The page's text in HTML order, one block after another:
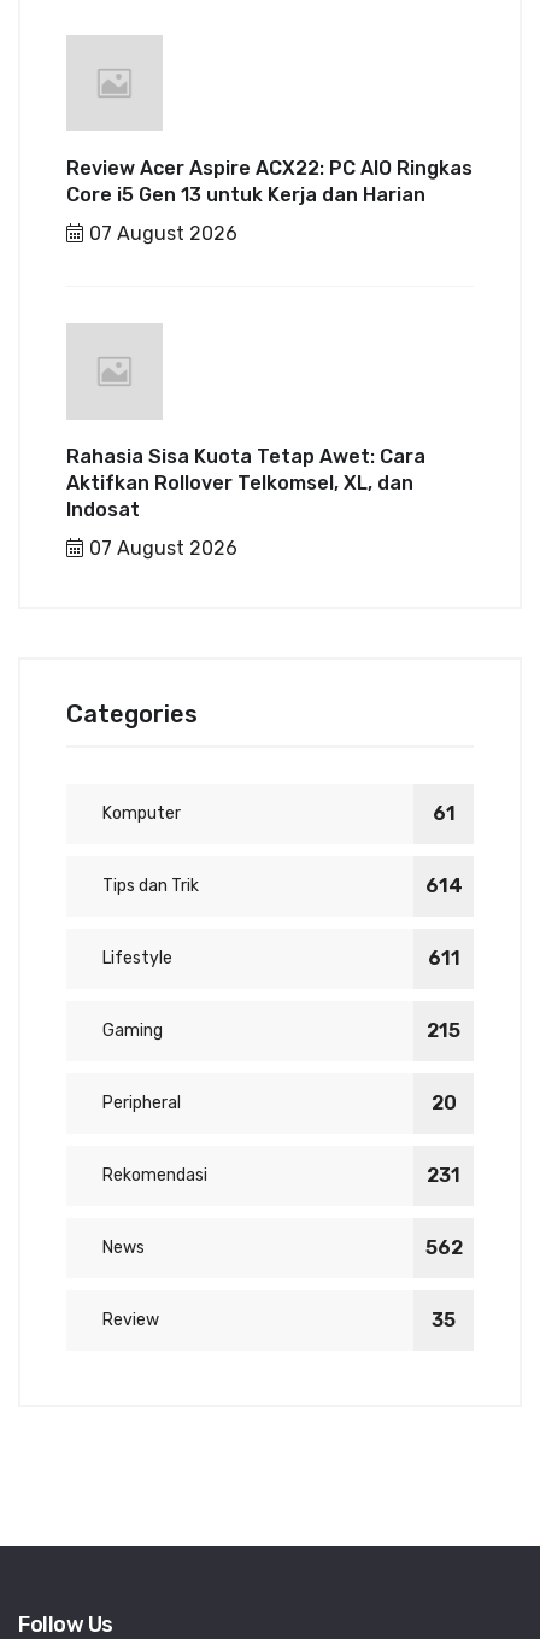
Review Acer Aspire ACX22: PC AIO Ringkas
Core i5 Gen 13 untuk Kerja dan Harian
07 August 2026
Rahasia Sisa Kuota Tetap Awet: Cara
Aktifkan Rollover Telkomsel, XL, dan
Indosat
07 August 2026
Categories
Komputer 61
Tips dan Trik 614
Lifestyle 611
Gaming 215
Peripheral 20
Rekomendasi 231
News 562
Review 35
Follow Us